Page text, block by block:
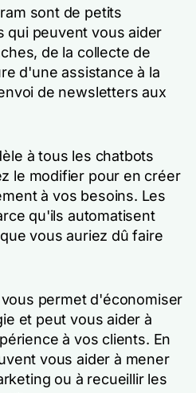
sont de petits
qui peuvent vous aider
de la collecte de
d'une assistance à la
de newsletters aux
à tous les chatbots
le modifier pour en créer
à vos besoins. Les
qu'ils automatisent
vous auriez dû faire
permet d'économiser
et peut vous aider à
à vos clients. En
vous aider à mener
ou à recueillir les